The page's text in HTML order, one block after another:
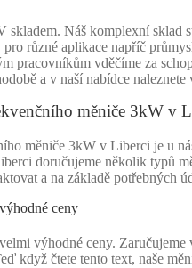
Náš komplexní sklad
různé aplikace napříč
pracovníkům vděčíme za
a v naší nabídce
měniče 3kW v
měniče 3kW v Liberci je u
doručujeme několik typů
a na základě potřebných
ceny
výhodné ceny.
když čtete tento text, naše